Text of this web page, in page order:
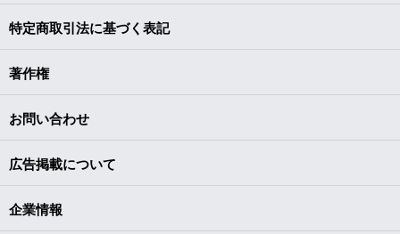
特定商取引法に基づく表記
著作権
お問い合わせ
広告掲載について
企業情報